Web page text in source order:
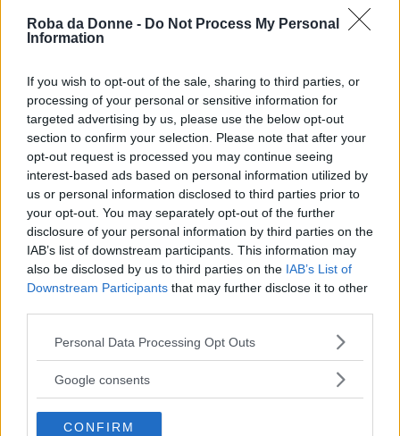
Roba da Donne - Do Not Process My Personal
Information
If you wish to opt-out of the sale, sharing to third parties, or
processing of your personal or sensitive information for
targeted advertising by us, please use the below opt-out
section to confirm your selection. Please note that after your
opt-out request is processed you may continue seeing
interest-based ads based on personal information utilized by
us or personal information disclosed to third parties prior to
your opt-out. You may separately opt-out of the further
disclosure of your personal information by third parties on the
IAB’s list of downstream participants. This information may
also be disclosed by us to third parties on the IAB’s List of
Downstream Participants that may further disclose it to other
Please note that this website/app uses one or more Google
not limited to your visit or usage behaviour. You may click to
use your data for below specified purposes in below Google
consent section.
Personal Data Processing Opt Outs
Google consents
CONFIRM
vita, allora ho detto: ‘proviamoci’.
Vi Raccomandiamo...
Bianca Balti: "Mi drogavo, mia figlia
scelse di vivere con il padre"
Continua a leggere dopo la pubblicità